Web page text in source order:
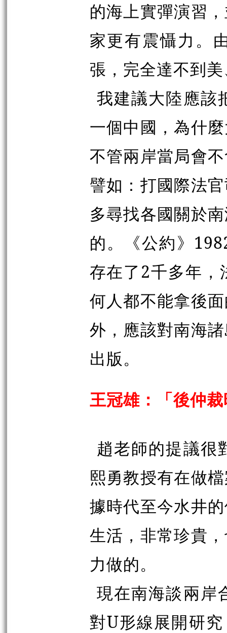
的海上實彈演習
家更有震懾力。
張，完全達不到
我建議大陸應該
一個中國，為什
不管兩岸當局會
譬如：打國際法
多尋找各國關於
的。《公約》
存在了2千多年，
何人都不能拿後
外，應該對南海
出版。
王冠雄：「後仲
趙老師的提議很
熙勇教授有在做
據時代至今水井
生活，非常珍貴
力做的。
現在南海談兩岸
對U形線展開研